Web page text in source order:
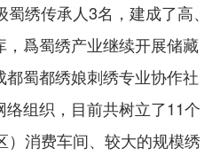
绣传承人3名，建成了高、
爲蜀绣产业继续开展储藏
蜀都绣娘刺绣专业协作社
组织，目前共树立了11个
）消费车间、较大的规模绣